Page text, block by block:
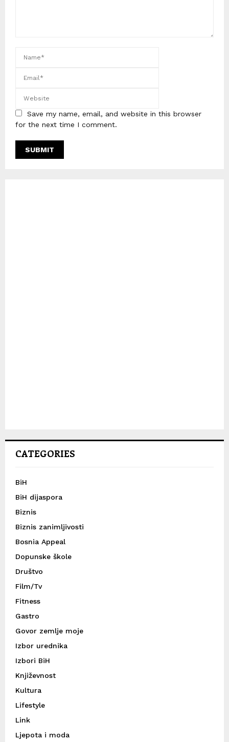
Save my name, email, and website in this browser
for the next time I comment.
CATEGORIES
BiH
BiH dijaspora
Biznis
Biznis zanimljivosti
Bosnia Appeal
Dopunske škole
Društvo
Film/Tv
Fitness
Gastro
Govor zemlje moje
Izbor urednika
Izbori BiH
Književnost
Kultura
Lifestyle
Link
Ljepota i moda